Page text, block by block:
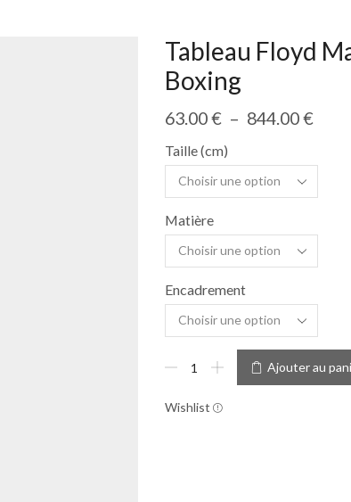
Tableau Floyd
Boxing
63.00€ – 844.00€
Taille (cm)
Matière
Encadrement
Ajouter au
Wishlist